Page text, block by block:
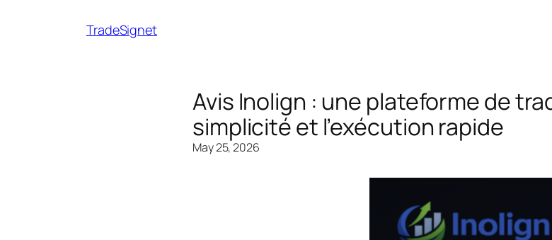
TradeSignet
Avis Inolign : une plateforme de
simplicité et l’exécution rapide
May 25, 2026